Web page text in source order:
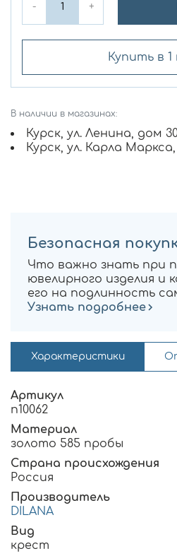
- +
Купить в 1
В наличии в магазинах:
Курск, ул. Ленина, дом
Курск, ул. Карла
Безопасная
Что важно знать при
ювелирного изделия и
его на подлинность
Узнать подробнее
Характеристики
Артикул
п10062
Материал
золото 585 пробы
Страна происхождения
Россия
Производитель
DILANA
Вид
крест